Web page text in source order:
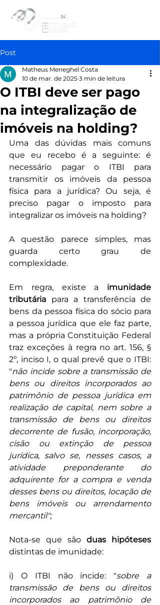
Post
O ITBI deve ser pago
na integralização de
imóveis na holding?
Matheus Meneghel Costa
10 de mar. de 2025 3 min de leitura
Uma das dúvidas mais comuns
que eu recebo é a seguinte: é
necessário pagar o ITBI para
transmitir os imóveis da pessoa
física para a jurídica? Ou seja, é
preciso pagar o imposto para
integralizar os imóveis na holding?
A questão parece simples, mas
guarda certo grau de
complexidade.
Em regra, existe a imunidade
tributária para a transferência de
bens da pessoa física do sócio para
a pessoa jurídica que ele faz parte,
mas a própria Constituição Federal
traz exceções à regra no art. 156, §
2º, inciso I, o qual prevê que o ITBI:
"não incide sobre a transmissão de
bens ou direitos incorporados ao
patrimônio de pessoa jurídica em
realização de capital, nem sobre a
transmissão de bens ou direitos
decorrente de fusão, incorporação,
cisão ou extinção de pessoa
jurídica, salvo se, nesses casos, a
atividade preponderante do
adquirente for a compra e venda
desses bens ou direitos, locação de
bens imóveis ou arrendamento
mercantil";
Nota-se que são duas hipóteses
distintas de imunidade:
i) O ITBI não incide: "sobre a
transmissão de bens ou direitos
incorporados ao patrimônio de